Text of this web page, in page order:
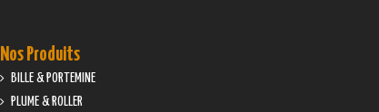
Nos Produits
BILLE & PORTEMINE
PLUME & ROLLER